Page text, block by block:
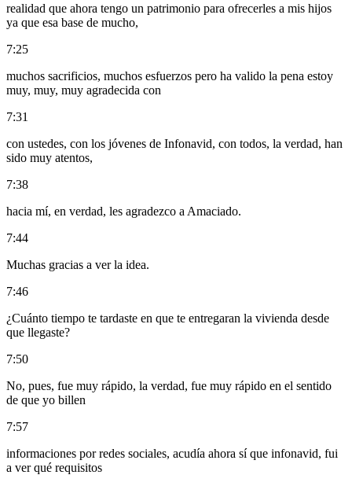
realidad que ahora tengo un patrimonio para ofrecerles a mis hijos
ya que esa base de mucho,
7:25
muchos sacrificios, muchos esfuerzos pero ha valido la pena estoy
muy, muy, muy agradecida con
7:31
con ustedes, con los jóvenes de Infonavid, con todos, la verdad, han
sido muy atentos,
7:38
hacia mí, en verdad, les agradezco a Amaciado.
7:44
Muchas gracias a ver la idea.
7:46
¿Cuánto tiempo te tardaste en que te entregaran la vivienda desde
que llegaste?
7:50
No, pues, fue muy rápido, la verdad, fue muy rápido en el sentido
de que yo billen
7:57
informaciones por redes sociales, acudía ahora sí que infonavid, fui
a ver qué requisitos